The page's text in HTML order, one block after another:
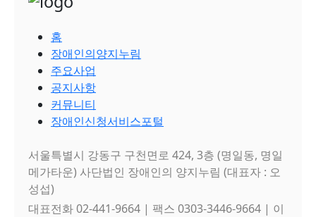
홈
장애인의양지누림
주요사업
공지사항
커뮤니티
장애인신청서비스포털
서울특별시 강동구 구천면로 424, 3층 (명일동, 명일
메가타운) 사단법인 장애인의 양지누림 (대표자 : 오
성섭)
대표전화 02-441-9664 | 팩스 0303-3446-9664 | 이